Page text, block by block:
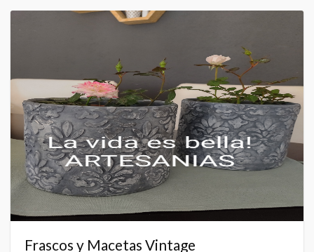
Frascos y Macetas Vintage